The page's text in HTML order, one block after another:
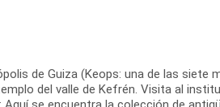
de Guiza (Keops: una de las siete
del valle de Kefrén. Visita al